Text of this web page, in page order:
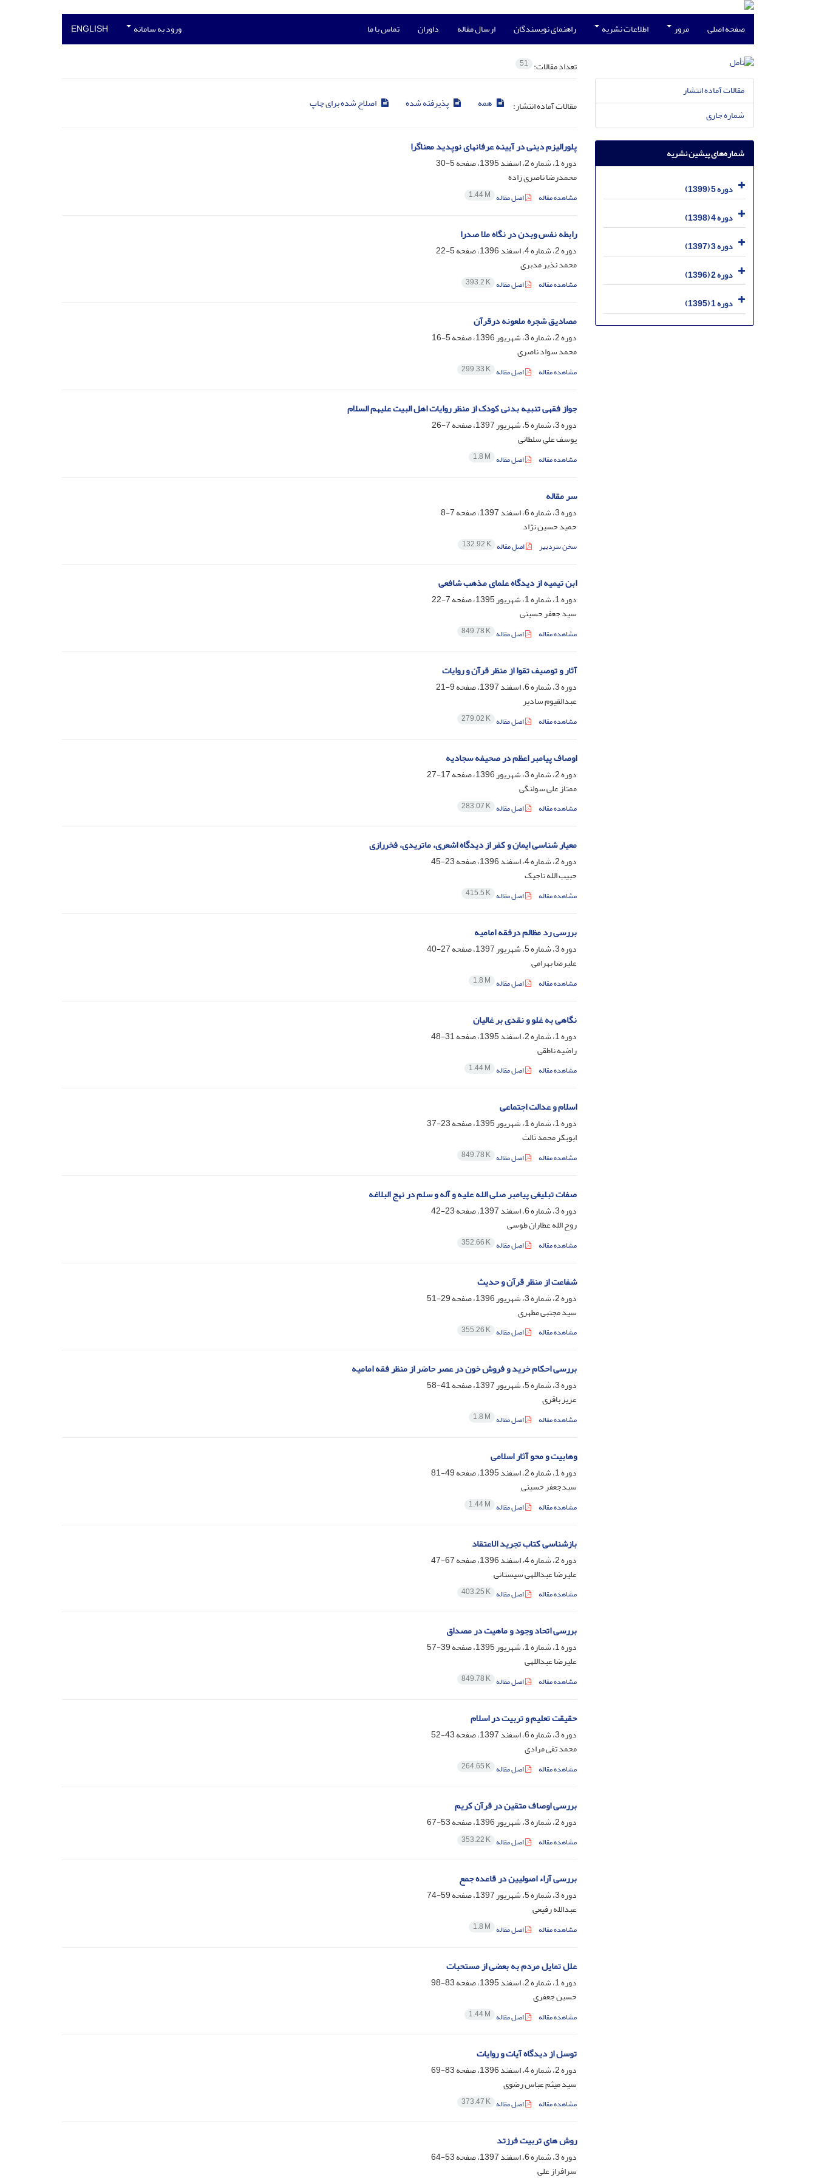
صفحه اصلی مرور اطلاعات نشریه راهنمای نویسندگان ارسال مقاله داوران تماس با ما ورود به سامانه ENGLISH
تعداد مقالات: 51
مقالات آماده انتشار: همه پذیرفته شده اصلاح شده برای چاپ
پلورالیزم دینی در آیینه عرفانهای نوپدید معناگرا
دوره 1، شماره 2، اسفند 1395، صفحه
5-30
محمدرضا ناصری زاده
مشاهده مقاله اصل مقاله 1.44 M
رابطه نفس وبدن در نگاه ملا صدرا
دوره 2، شماره 4، اسفند 1396، صفحه
5-22
محمد نذیر مدبری
مشاهده مقاله اصل مقاله 393.2 K
مصادیق شجره ملعونه درقرآن
دوره 2، شماره 3، شهریور 1396، صفحه
5-16
محمد سواد ناصری
مشاهده مقاله اصل مقاله 299.33 K
جواز فقهی تنبیه بدنی کودک از منظر روایات اهل البیت علیهم السلام
دوره 3، شماره 5، شهریور 1397، صفحه
7-26
یوسف علی سلطانی
مشاهده مقاله اصل مقاله 1.8 M
سر مقاله
دوره 3، شماره 6، اسفند 1397، صفحه
7-8
حمید حسین نژاد
سخن سردبیر اصل مقاله 132.92 K
ابن تیمیه از دیدگاه علمای مذهب شافعی
دوره 1، شماره 1، شهریور 1395، صفحه
7-22
سید جعفر حسینی
مشاهده مقاله اصل مقاله 849.78 K
آثار و توصیف تقوا از منظر قرآن و روایات
دوره 3، شماره 6، اسفند 1397، صفحه
9-21
عبدالقیوم سادیر
مشاهده مقاله اصل مقاله 279.02 K
اوصاف پیامبر اعظم در صحیفه سجادیه
دوره 2، شماره 3، شهریور 1396، صفحه
17-27
ممتاز علی سولنگی
مشاهده مقاله اصل مقاله 283.07 K
معیار شناسی ایمان و کفر از دیدگاه اشعری، ماتریدی، فخررازی
دوره 2، شماره 4، اسفند 1396، صفحه
23-45
حبیب الله تاجیک
مشاهده مقاله اصل مقاله 415.5 K
بررسی رد مظالم درفقه امامیه
دوره 3، شماره 5، شهریور 1397، صفحه
27-40
علیرضا بهرامی
مشاهده مقاله اصل مقاله 1.8 M
نگاهی به غلو و نقدی بر غالیان
دوره 1، شماره 2، اسفند 1395، صفحه
31-48
راضیه ناطقی
مشاهده مقاله اصل مقاله 1.44 M
اسلام و عدالت اجتماعی
دوره 1، شماره 1، شهریور 1395، صفحه
23-37
ابوبکر محمد ثالث
مشاهده مقاله اصل مقاله 849.78 K
صفات تبلیغی پیامبر صلی الله علیه و آله و سلم در نهج البلاغه
دوره 3، شماره 6، اسفند 1397، صفحه
23-42
روح الله عطاران طوسی
مشاهده مقاله اصل مقاله 352.66 K
شفاعت از منظر قرآن و حدیث
دوره 2، شماره 3، شهریور 1396، صفحه
29-51
سید مجتبی مطهری
مشاهده مقاله اصل مقاله 355.26 K
بررسی احکام خرید و فروش خون در عصر حاضر از منظر فقه امامیه
دوره 3، شماره 5، شهریور 1397، صفحه
41-58
عزیز باقری
مشاهده مقاله اصل مقاله 1.8 M
وهابیت و محو آثار اسلامی
دوره 1، شماره 2، اسفند 1395، صفحه
49-81
سیدجعفر حسینی
مشاهده مقاله اصل مقاله 1.44 M
بازشناسی کتاب تجرید الاعتقاد
دوره 2، شماره 4، اسفند 1396، صفحه
67-47
علیرضا عبداللهی سیستانی
مشاهده مقاله اصل مقاله 403.25 K
بررسی اتحاد وجود و ماهیت در مصداق
دوره 1، شماره 1، شهریور 1395، صفحه
39-57
علیرضا عبداللهی
مشاهده مقاله اصل مقاله 849.78 K
حقیقت تعلیم و تربیت در اسلام
دوره 3، شماره 6، اسفند 1397، صفحه
43-52
محمد تقی مرادی
مشاهده مقاله اصل مقاله 264.65 K
بررسی اوصاف متقین در قرآن کریم
دوره 2، شماره 3، شهریور 1396، صفحه 53-67
مشاهده مقاله اصل مقاله 353.22 K
بررسی آراء اصولیین در قاعده جمع
دوره 3، شماره 5، شهریور 1397، صفحه
59-74
عبدالله رفیعی
مشاهده مقاله اصل مقاله 1.8 M
علل تمایل مردم به بعضی از مستحبات
دوره 1، شماره 2، اسفند 1395، صفحه
83-98
حسین جعفری
مشاهده مقاله اصل مقاله 1.44 M
توسل از دیدگاه آیات و روایات
دوره 2، شماره 4، اسفند 1396، صفحه
83-69
سید میثم عباس رضوی
مشاهده مقاله اصل مقاله 373.47 K
روش های تربیت فرزتد
دوره 3، شماره 6، اسفند 1397، صفحه
53-64
سرافراز علی
مقالات آماده انتشار
شماره جاری
شماره‌های پیشین نشریه
دوره 5 (1399)
دوره 4 (1398)
دوره 3 (1397)
دوره 2 (1396)
دوره 1 (1395)